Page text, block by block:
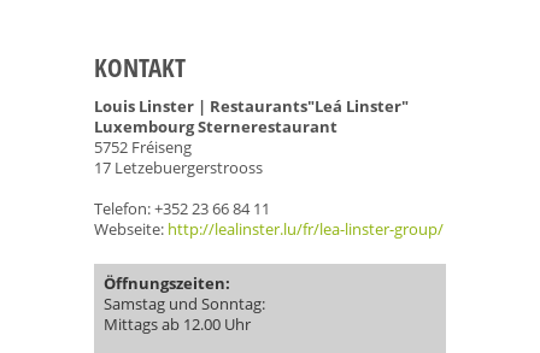
KONTAKT
Louis Linster | Restaurants"Leá Linster"
Luxembourg Sternerestaurant
5752 Fréiseng
17 Letzebuergerstrooss
Telefon: +352 23 66 84 11
Webseite: http://lealinster.lu/fr/lea-linster-group/
Öffnungszeiten:
Samstag und Sonntag:
Mittags ab 12.00 Uhr